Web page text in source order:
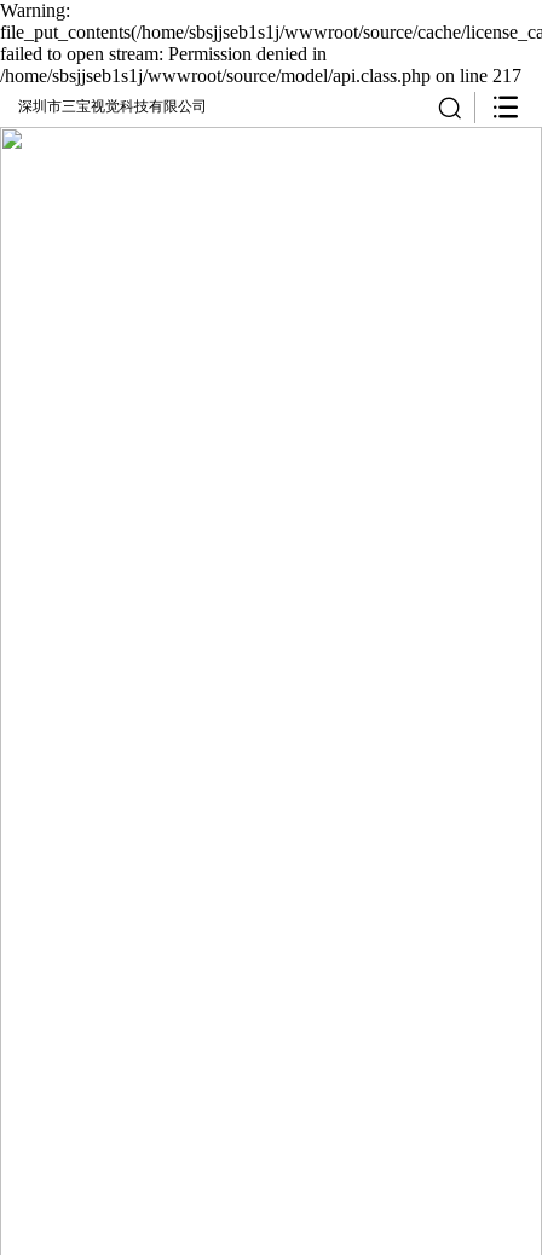
Warning:
file_put_contents(/home/sbsjjseb1s1j/wwwroot/source/cache/
failed to open stream: Permission denied in
/home/sbsjjseb1s1j/wwwroot/source/model/api.class.php on line 217
深圳市三宝视觉科技有限公司